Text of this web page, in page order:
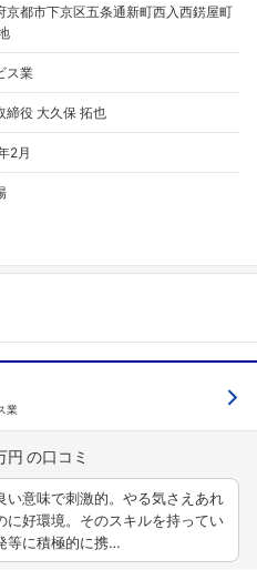
京都市下京区五条通新町西入西錺屋町
ス業
締役 大久保 拓也
2月
業
円
い意味で刺激的。やる気さえあれ
に好環境。そのスキルを持ってい
等に積極的に携…